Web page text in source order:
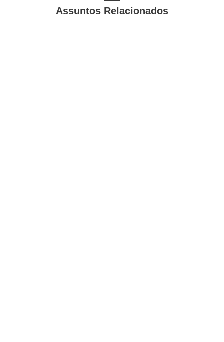
Assuntos Relacionados